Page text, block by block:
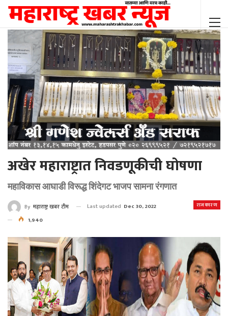
अखेर महाराष्ट्रात निवडणूकीची घोषणा
महाविकास आघाडी विरूद्ध शिंदेगट भाजप सामना रंगणात
राजकारण
By महाराष्ट्र खबर टीम Last updated Dec 30, 2022
1,940